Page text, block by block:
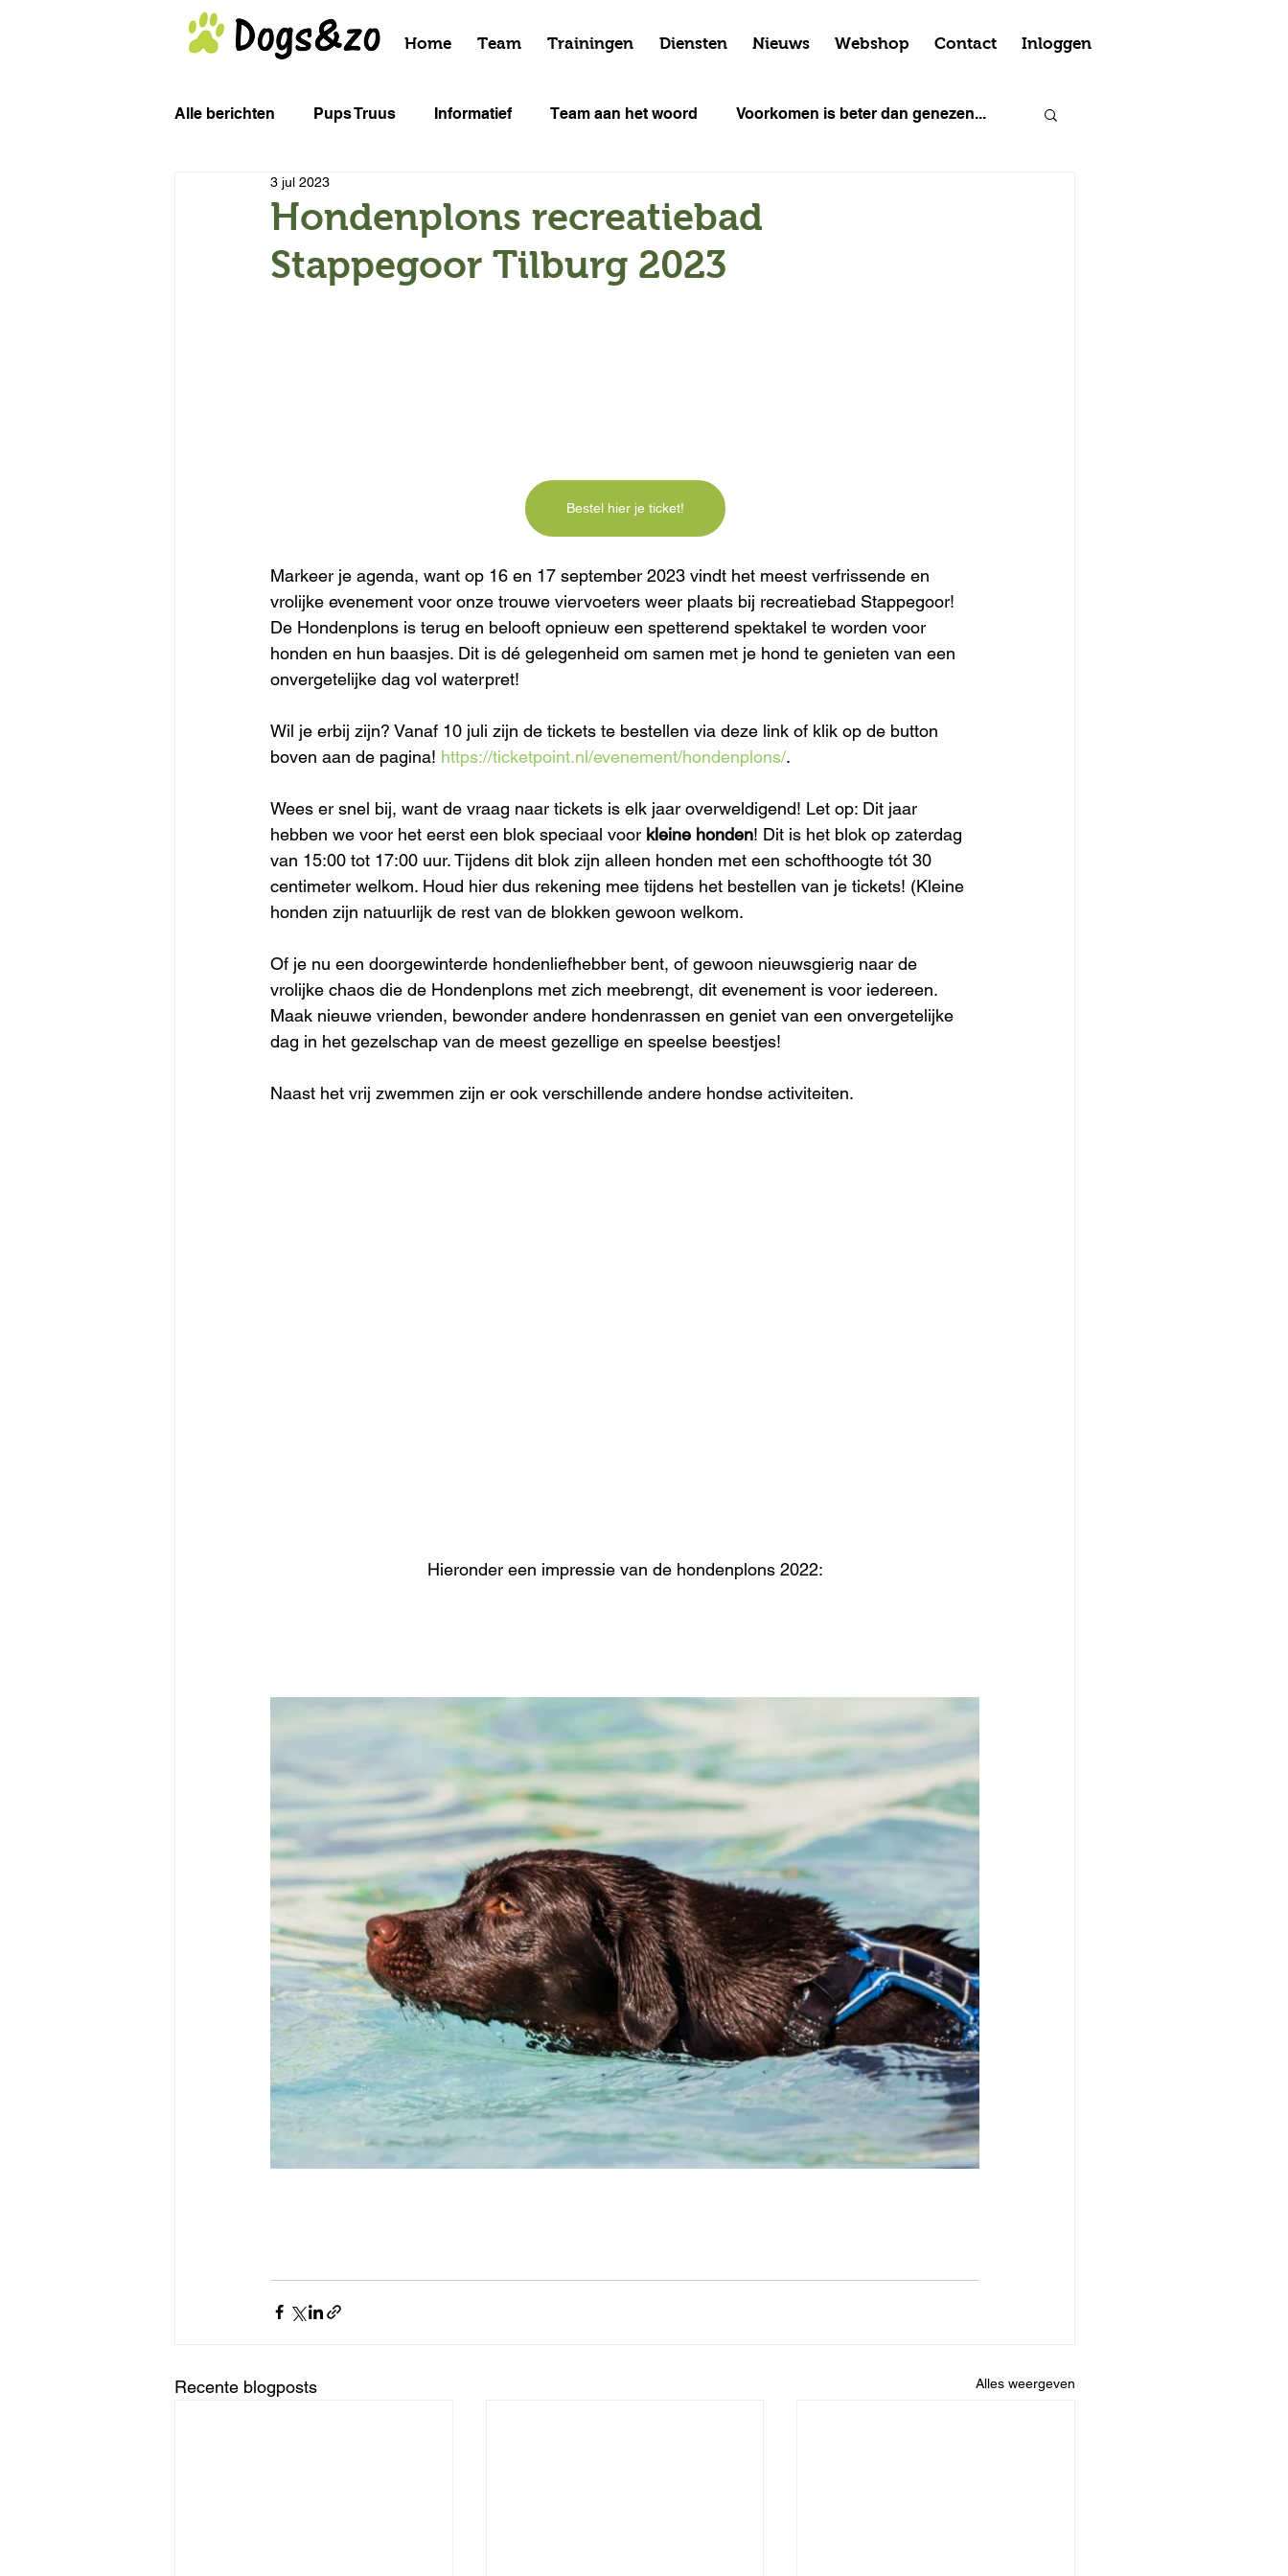
Home Team Trainingen Diensten Nieuws Webshop Contact Inloggen
Alle berichten Pups Truus Informatief Team aan het woord Voorkomen is beter dan genezen...
Het (on)bekende gevaar van...
Hondenplons recreatiebad
Stappegoor Tilburg 2023
3 jul 2023
Bestel hier je ticket!
Markeer je agenda, want op 16 en 17 september 2023 vindt het meest verfrissende en
vrolijke evenement voor onze trouwe viervoeters weer plaats bij recreatiebad Stappegoor!
De Hondenplons is terug en belooft opnieuw een spetterend spektakel te worden voor
honden en hun baasjes. Dit is dé gelegenheid om samen met je hond te genieten van een
onvergetelijke dag vol waterpret!
Wil je erbij zijn? Vanaf 10 juli zijn de tickets te bestellen via deze link of klik op de button
boven aan de pagina! https://ticketpoint.nl/evenement/hondenplons/.
Wees er snel bij, want de vraag naar tickets is elk jaar overweldigend! Let op: Dit jaar
hebben we voor het eerst een blok speciaal voor kleine honden! Dit is het blok op zaterdag
van 15:00 tot 17:00 uur. Tijdens dit blok zijn alleen honden met een schofthoogte tót 30
centimeter welkom. Houd hier dus rekening mee tijdens het bestellen van je tickets! (Kleine
honden zijn natuurlijk de rest van de blokken gewoon welkom.
Of je nu een doorgewinterde hondenliefhebber bent, of gewoon nieuwsgierig naar de
vrolijke chaos die de Hondenplons met zich meebrengt, dit evenement is voor iedereen.
Maak nieuwe vrienden, bewonder andere hondenrassen en geniet van een onvergetelijke
dag in het gezelschap van de meest gezellige en speelse beestjes!
Naast het vrij zwemmen zijn er ook verschillende andere hondse activiteiten.
Hieronder een impressie van de hondenplons 2022:
Recente blogposts Alles weergeven